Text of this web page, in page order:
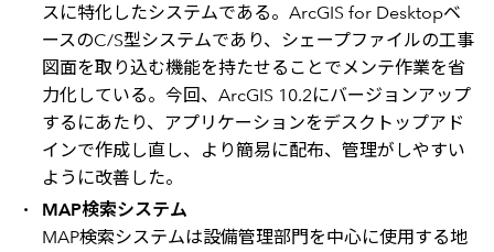
スに特化したシステムである。ArcGIS for Desktopベ
ースのC/S型システムであり、シェープファイルの工事
図面を取り込む機能を持たせることでメンテ作業を省
力化している。今回、ArcGIS 10.2にバージョンアップ
するにあたり、アプリケーションをデスクトップアド
インで作成し直し、より簡易に配布、管理がしやすい
ように改善した。
MAP検索システム
MAP検索システムは設備管理部門を中心に使用する地